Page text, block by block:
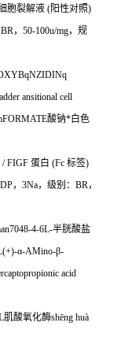
胞裂解液 (阳性对照)
BR， 50-100u/mg，规
ansitional cell
酸钠*白色
/ FIGF 蛋白 (Fc 标签)
， 3Na，级别： BR，
4-6L-半胱酸盐
α-AMino-β-
acid
肌酸氧化酶shēng huà